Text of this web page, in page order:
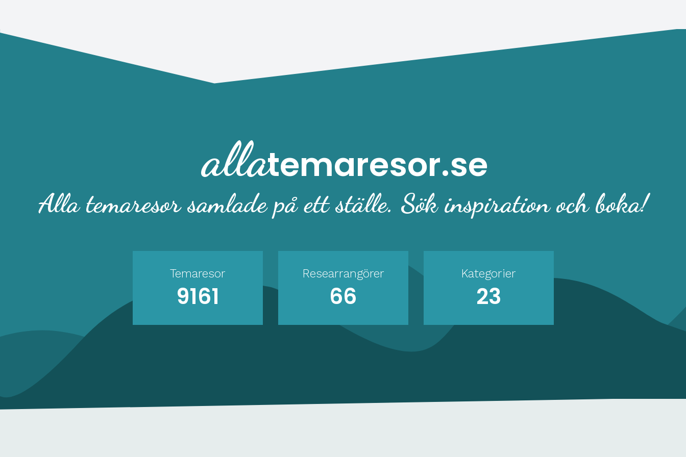
allatemaresor.se
Alla temaresor samlade på ett ställe. Sök inspiration och boka!
Temaresor
9161
Researrangörer
66
Kategorier
23